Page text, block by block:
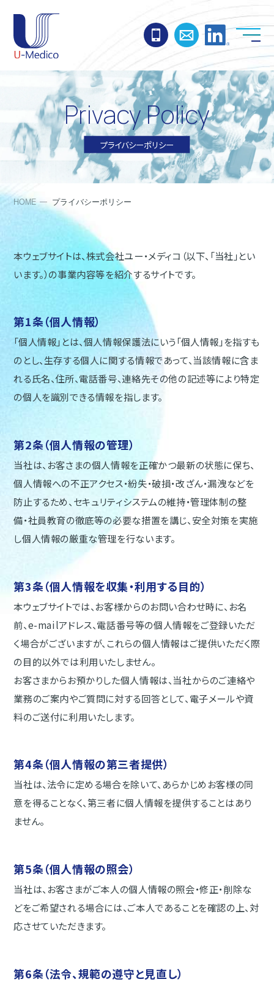
お電話でのお問い合わ
お問い合わせ
LinkedIn
Privacy Policy
プライバシーポリシー
HOME プライバシーポリシー
本ウェブサイトは、株式会社ユー・メディコ（以下、「当社」とい
います。）の事業内容等を紹介するサイトです。
第1条（個人情報）
「個人情報」とは、個人情報保護法にいう「個人情報」を指すも
のとし、生存する個人に関する情報であって、当該情報に含ま
れる氏名、住所、電話番号、連絡先その他の記述等により特定
の個人を識別できる情報を指します。
第2条（個人情報の管理）
当社は、お客さまの個人情報を正確かつ最新の状態に保ち、
個人情報への不正アクセス・紛失・破損・改ざん・漏洩などを
防止するため、セキュリティシステムの維持・管理体制の整
備・社員教育の徹底等の必要な措置を講じ、安全対策を実施
し個人情報の厳重な管理を行ないます。
第3条（個人情報を収集・利用する目的）
本ウェブサイトでは、お客様からのお問い合わせ時に、お名
前、e-mailアドレス、電話番号等の個人情報をご登録いただ
く場合がございますが、これらの個人情報はご提供いただく際
の目的以外では利用いたしません。
お客さまからお預かりした個人情報は、当社からのご連絡や
業務のご案内やご質問に対する回答として、電子メールや資
料のご送付に利用いたします。
第4条（個人情報の第三者提供）
当社は、法令に定める場合を除いて、あらかじめお客様の同
意を得ることなく、第三者に個人情報を提供することはあり
ません。
第5条（個人情報の照会）
当社は、お客さまがご本人の個人情報の照会・修正・削除な
どをご希望される場合には、ご本人であることを確認の上、対
応させていただきます。
第6条（法令、規範の遵守と見直し）